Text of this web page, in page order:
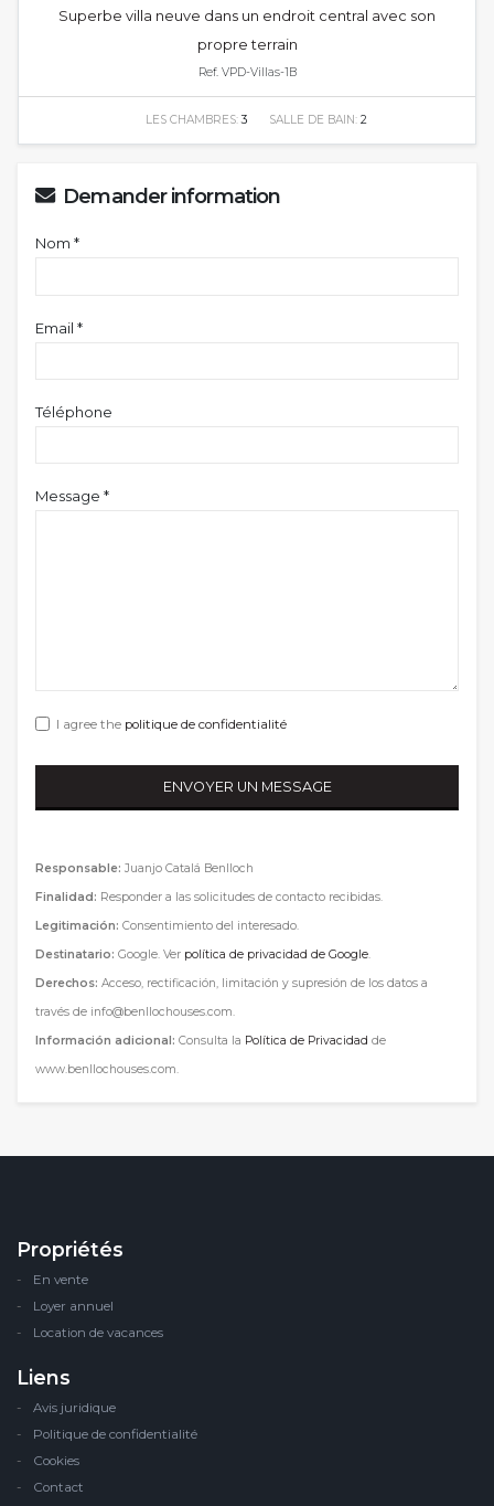
Superbe villa neuve dans un endroit central avec son
propre terrain
Ref. VPD-Villas-1B
LES CHAMBRES:3 SALLE DE BAIN: 2
Demander information
Nom *
Email *
Téléphone
Message *
I agree the politique de confidentialité
Responsable: Juanjo Catalá Benlloch
Finalidad: Responder a las solicitudes de contacto recibidas.
Legitimación: Consentimiento del interesado.
Destinatario: Google. Ver política de privacidad de Google
Derechos: Acceso, rectificación, limitación y supresión de los datos a
través de info@benllochouses.com.
Información adicional: Consulta la Política de Privacidad de
www.benllochouses.com.
Propriétés
En vente
Loyer annuel
Location de vacances
Liens
Avis juridique
Politique de confidentialité
Cookies
Contact